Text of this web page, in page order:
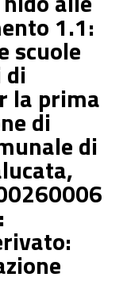
1.1:
scuole
la prima
di
di